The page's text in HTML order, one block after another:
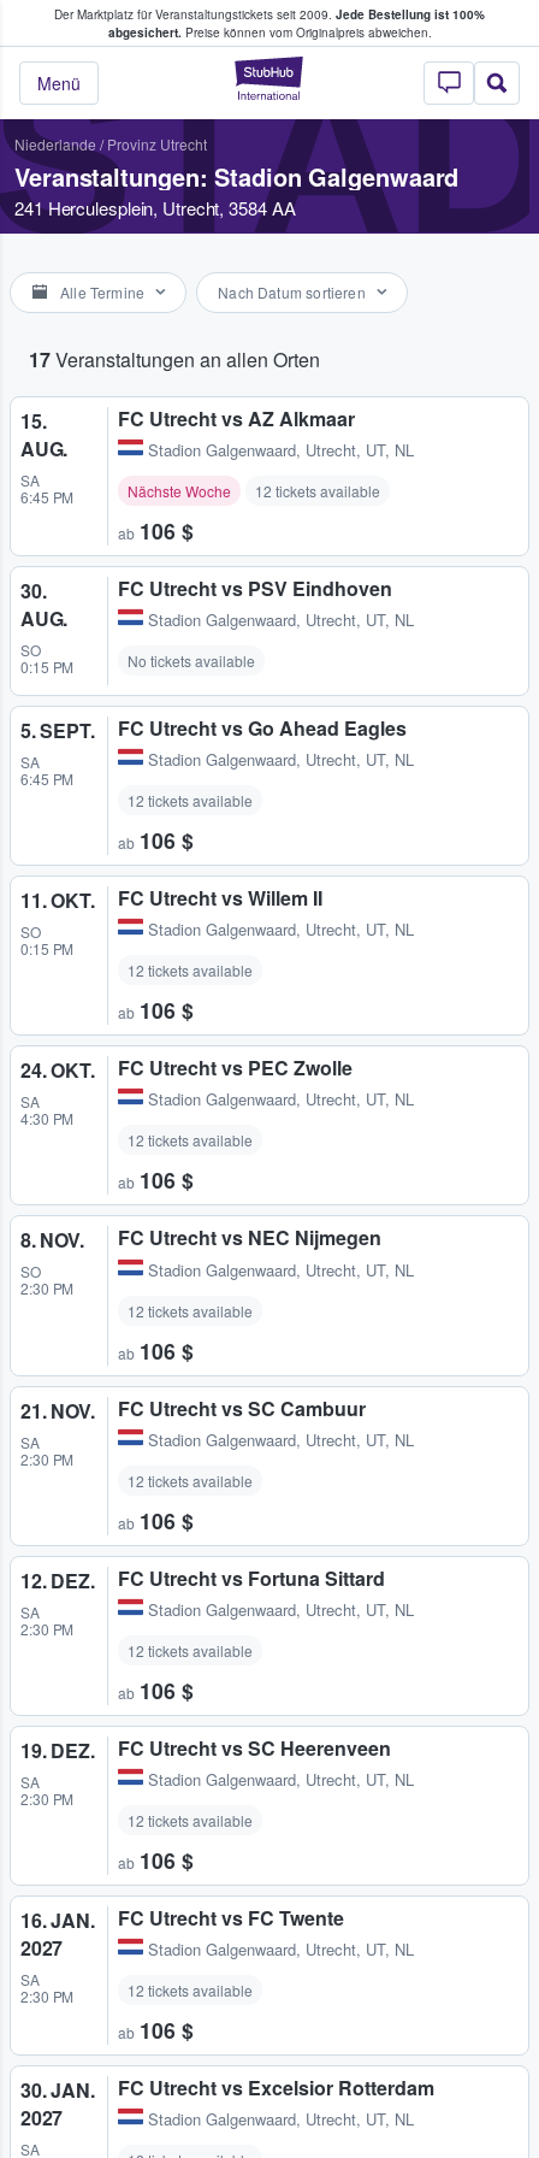
Der Marktplatz für Veranstaltungstickets seit 2009. Jede Bestellung ist 100%
abgesichert.Preise können vom Originalpreis abweichen.
StubHub - Wo
Menü
Tickets kaufen & verkaufen
Niederlande / Provinz Utrecht
Veranstaltungen: Stadion Galgenwaard
241 Herculesplein, Utrecht, 3584 AA
Alle Termine Nach Datum sortieren
17Veranstaltungen an allen Orten
15.
AUG.
SA
6:45 PM
FC Utrecht vs AZ Alkmaar
Stadion Galgenwaard, Utrecht, UT, NL
Nächste Woche 12 tickets available
ab 106 $
30.
AUG.
SO
0:15 PM
FC Utrecht vs PSV Eindhoven
Stadion Galgenwaard, Utrecht, UT, NL
No tickets available
5. SEPT.
SA
6:45 PM
FC Utrecht vs Go Ahead Eagles
Stadion Galgenwaard, Utrecht, UT, NL
12 tickets available
ab 106 $
11. OKT.
SO
0:15 PM
FC Utrecht vs Willem II
Stadion Galgenwaard, Utrecht, UT, NL
12 tickets available
ab 106 $
24. OKT.
SA
4:30 PM
FC Utrecht vs PEC Zwolle
Stadion Galgenwaard, Utrecht, UT, NL
12 tickets available
ab 106 $
8. NOV.
SO
2:30 PM
FC Utrecht vs NEC Nijmegen
Stadion Galgenwaard, Utrecht, UT, NL
12 tickets available
ab 106 $
21. NOV.
SA
2:30 PM
FC Utrecht vs SC Cambuur
Stadion Galgenwaard, Utrecht, UT, NL
12 tickets available
ab 106 $
12. DEZ.
SA
2:30 PM
FC Utrecht vs Fortuna Sittard
Stadion Galgenwaard, Utrecht, UT, NL
12 tickets available
ab 106 $
19. DEZ.
SA
2:30 PM
FC Utrecht vs SC Heerenveen
Stadion Galgenwaard, Utrecht, UT, NL
12 tickets available
ab 106 $
16. JAN.
2027
SA
2:30 PM
FC Utrecht vs FC Twente
Stadion Galgenwaard, Utrecht, UT, NL
12 tickets available
ab 106 $
30. JAN.
2027
SA
FC Utrecht vs Excelsior Rotterdam
Stadion Galgenwaard, Utrecht, UT, NL